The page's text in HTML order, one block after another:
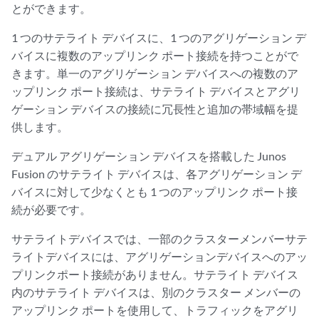
とができます。
1 つのサテライト デバイスに、1 つのアグリゲーション デ
バイスに複数のアップリンク ポート接続を持つことがで
きます。単一のアグリゲーション デバイスへの複数のア
ップリンク ポート接続は、サテライト デバイスとアグリ
ゲーション デバイスの接続に冗長性と追加の帯域幅を提
供します。
デュアル アグリゲーション デバイスを搭載した Junos
Fusion のサテライト デバイスは、各アグリゲーション デ
バイスに対して少なくとも 1 つのアップリンク ポート接
続が必要です。
サテライトデバイスでは、一部のクラスターメンバーサテ
ライトデバイスには、アグリゲーションデバイスへのアッ
プリンクポート接続がありません。サテライト デバイス
内のサテライト デバイスは、別のクラスター メンバーの
アップリンク ポートを使用して、トラフィックをアグリ